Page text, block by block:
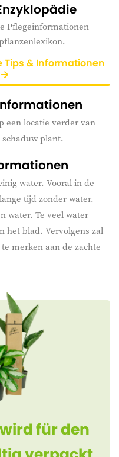
Pflegeinformationen
& Informationen
een locatie verder van
plant.
water. Vooral in de
tijd zonder water.
water. Te veel water
het blad. Vervolgens zal
merken aan de zachte
für den